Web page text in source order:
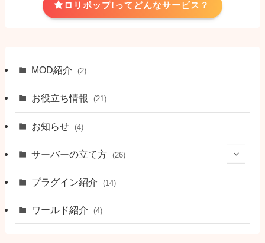
ロリポップ!ってどんなサービス？
MOD紹介 (2)
お役立ち情報 (21)
お知らせ (4)
サーバーの立て方 (26)
(5)
(5)
プラグイン紹介 (14)
ワールド紹介 (4)